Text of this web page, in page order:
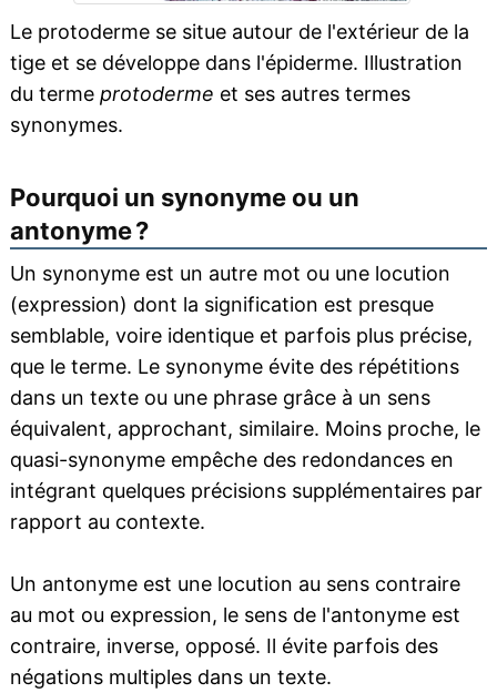
Le protoderme se situe autour de l'extérieur de la
tige et se développe dans l'épiderme. Illustration
du terme protoderme et ses autres termes
synonymes.
Pourquoi un synonyme ou un
antonyme ?
Un synonyme est un autre mot ou une locution
(expression) dont la signification est presque
semblable, voire identique et parfois plus précise,
que le terme. Le synonyme évite des répétitions
dans un texte ou une phrase grâce à un sens
équivalent, approchant, similaire. Moins proche, le
quasi-synonyme empêche des redondances en
intégrant quelques précisions supplémentaires par
rapport au contexte.
Un antonyme est une locution au sens contraire
au mot ou expression, le sens de l'antonyme est
contraire, inverse, opposé. Il évite parfois des
négations multiples dans un texte.